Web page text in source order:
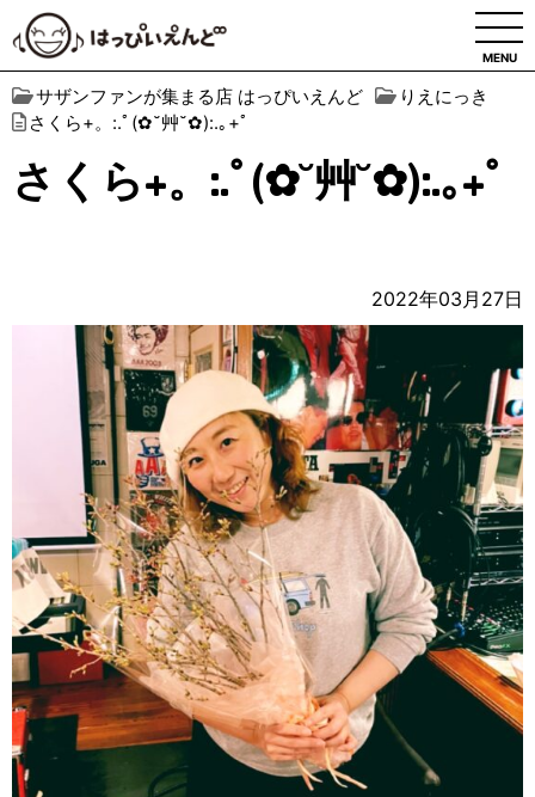
MENU
サザンファンが集まる店 はっぴいえんど
りえにっき
さくら+。:.ﾟ(✿˘艸˘✿):.｡+ﾟ
さくら+。:.ﾟ(✿˘艸˘✿):.｡+ﾟ
2022年03月27日